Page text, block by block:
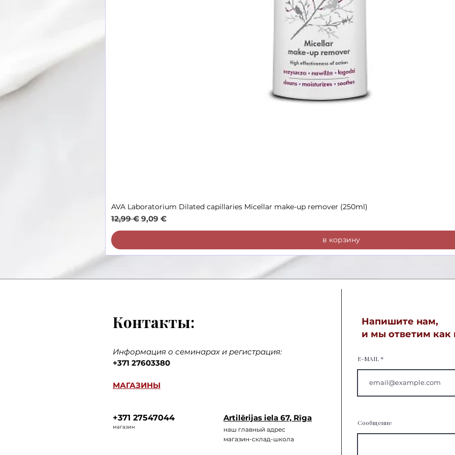
Быстрый просмотр
AVA Laboratorium Dilated capillaries Micellar make-up remover (250ml)
Обычная цена
12,99 € Цена со скидкой
9,09 €
в корзину
Контакты:
Информация о семинарах и регистрация:
+371 27603380
МАГАЗИНЫ
+371 27547044
магазин
Artilērijas iela 67, Rīga
наш главный адрес
магазин-склад-школа
Напишите нам,
и мы ответим как
E-MAIL
Сообщение